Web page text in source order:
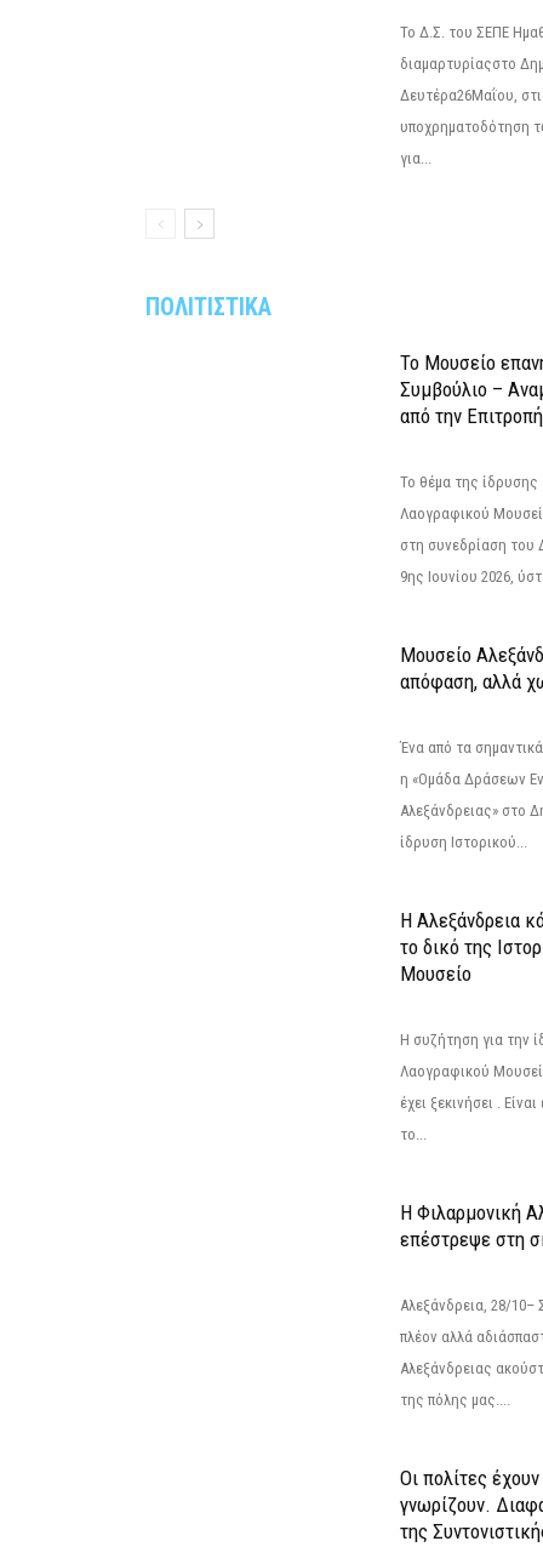
Το Δ.Σ. του ΣΕΠΕ
διαμαρτυρίαςστο
Δευτέρα26Μαΐου,
υποχρηματοδότηση
για...
ΠΟΛΙΤΙΣΤΙΚΑ
Το Μουσείο
Συμβούλιο –
από την Επιτροπή
Το θέμα της ίδρυσης
Λαογραφικού
στη συνεδρίαση του
9ης Ιουνίου 2026,
Μουσείο
απόφαση, αλλά
Ένα από τα
η «Ομάδα Δράσεων
Αλεξάνδρειας» στο
ίδρυση Ιστορικού...
Η Αλεξάνδρεια
το δικό της
Μουσείο
Η συζήτηση για την
Λαογραφικού
έχει ξεκινήσει .
το...
Η Φιλαρμονική
επέστρεψε στη
Αλεξάνδρεια, 28/
πλέον αλλά
Αλεξάνδρειας
της πόλης μας....
Οι πολίτες
γνωρίζουν.
της